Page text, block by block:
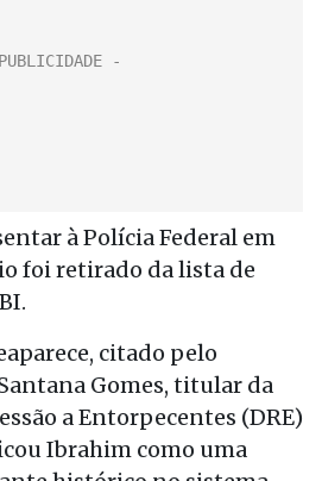
à Polícia Federal em
foi retirado da lista de
citado pelo
Gomes, titular da
a Entorpecentes (DRE)
Ibrahim como uma